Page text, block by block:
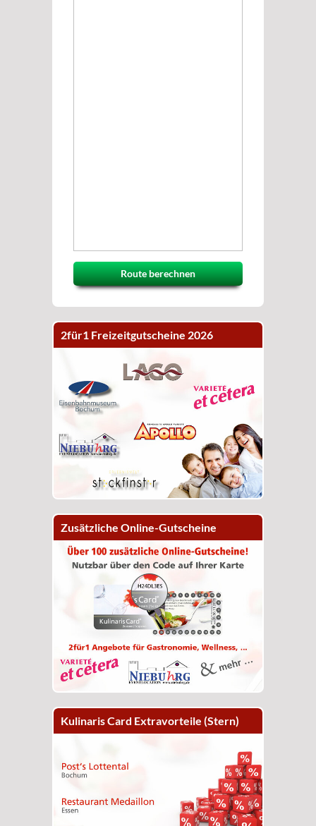
Route berechnen
2für1 Freizeitgutscheine 2026
Zusätzliche Online-Gutscheine
Kulinaris Card Extravorteile (Stern)